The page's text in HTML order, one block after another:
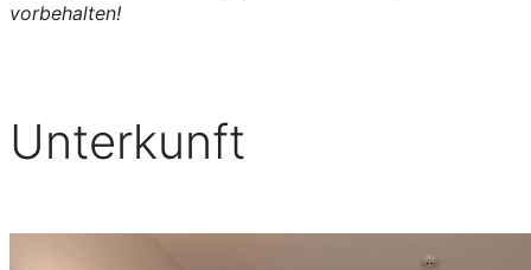
vorbehalten!
Unterkunft